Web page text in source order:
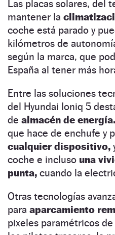
Las placas solares, del
mantener la
coche está parado y
kilómetros de
según la marca, que
España al tener más
Entre las soluciones
del Hyundai Ioniq 5
de almacén de energía.
que hace de enchufe y
cualquier dispositivo,
coche e incluso una
punta, cuando la
Otras tecnologías
para aparcamiento
pixeles paramétricos